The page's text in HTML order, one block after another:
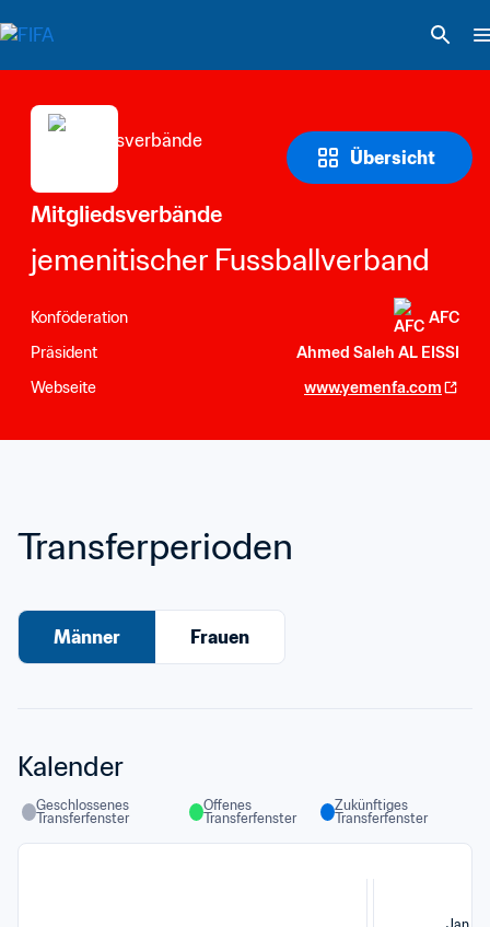
Übersicht
Mitgliedsverbände
jemenitischer Fussballverband
Konföderation
AFC
Präsident
Ahmed Saleh AL EISSI
Webseite
www.yemenfa.com
Transferperioden
Männer Frauen
Kalender
Geschlossenes
Transferfenster
Offenes
Transferfenster
Zukünftiges
Transferfenster